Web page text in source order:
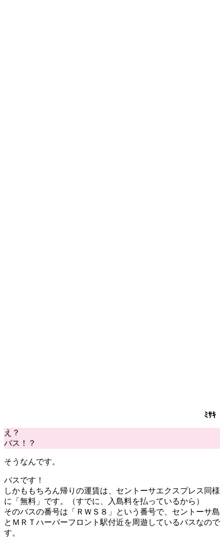
ﾐｻｷ
え？
バス！？
そうなんです。
バスです！
しかももちろん帰りの運賃は、セントーサエクスプレス同様
に
「 無料 」 です。（すでに、入島料を払っているから）
そのバスの番号は 「 ＲＷＳ８ 」 という番号で、 セントーサ島
と ＭＲＴハーバーフロント駅付近を周遊しているバスなので
す。